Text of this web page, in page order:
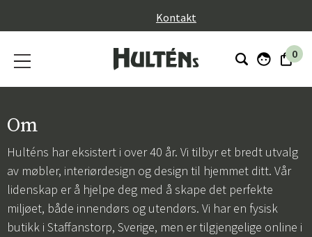
Kontakt
0
Om
Hulténs har eksistert i over 40 år. Vi tilbyr et bredt utvalg
av møbler, interiørdesign og design til hjemmet ditt. Vår
lidenskap er å hjelpe deg med å skape det perfekte
miljøet, både innendørs og utendørs. Vi har en fysisk
butikk i Staffanstorp, Sverige, men er tilgjengelige online i